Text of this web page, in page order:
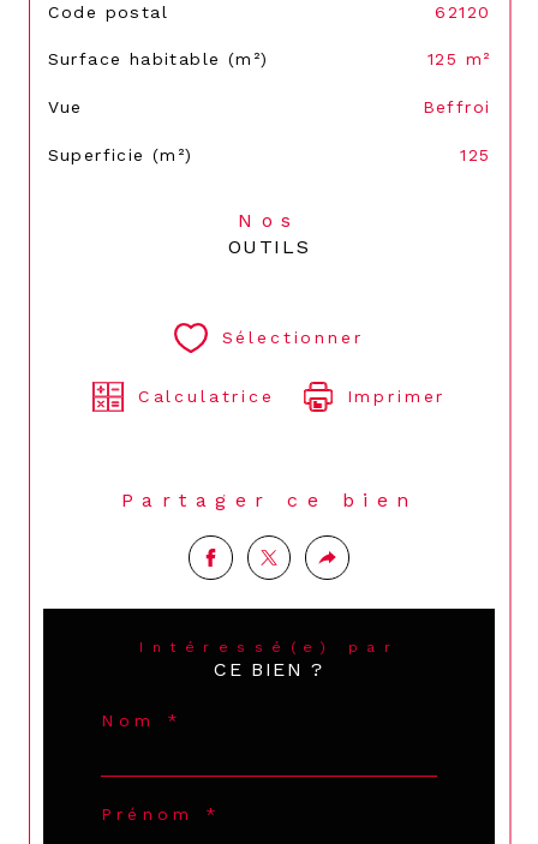
Code postal 62120
Surface habitable (m²) 125 m²
Vue Beffroi
Superficie (m²) 125
Nos
OUTILS
Sélectionner
Calculatrice Imprimer
Partager ce bien
Intéressé(e) par
CE BIEN ?
Nom *
Prénom *